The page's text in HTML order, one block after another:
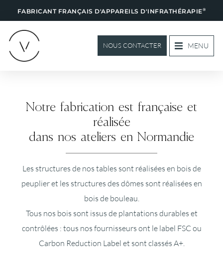
FABRICANT FRANÇAIS D'APPAREILS D'INFRATHÉRAPIE®
NOUS CONTACTER MENU
Notre fabrication est française et
réalisée
dans nos ateliers en Normandie
Les structures de nos tables sont réalisées en bois de
peuplier et les structures des dômes sont réalisées en
bois de bouleau.
Tous nos bois sont issus de plantations durables et
contrôlées : tous nos fournisseurs ont le label FSC ou
Carbon Reduction Label et sont classés A+.